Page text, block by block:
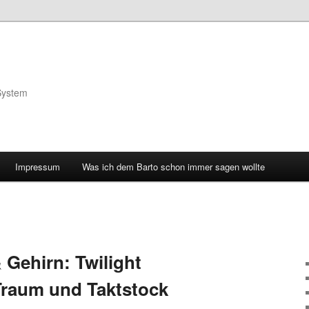
Impressum Was ich dem Barto schon immer sagen wollte
Gehirn: Twilight
und Taktstock